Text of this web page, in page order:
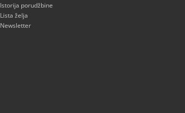
Istorija porudžbine
Lista želja
Newsletter